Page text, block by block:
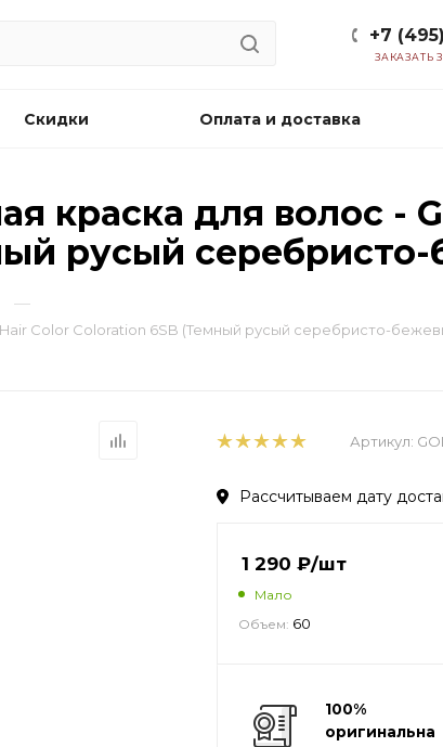
+7
ЗАКАЗАТЬ
Скидки Оплата и доставка
краска для волос -
русый
—
Color Coloration 6SB (Темный русый серебристо-
Артикул:
Рассчитываем дату
1 290 ₽/шт
Мало
Объем: 60
100%
оригинальная